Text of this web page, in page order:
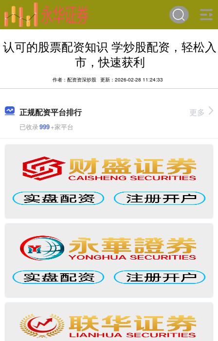
认可的股票配资知识 学炒股配资，轻松入
市，快速获利
作者：配资资深炒股 更新：2026-02-28 11:24:33
正规配资平台排行
已收录999+家平台
更多